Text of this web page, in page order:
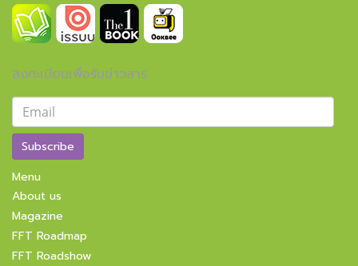
ลงทะเบียนเพื่อรับข่าวสาร
Subscribe
Menu
About us
Magazine
FFT Roadmap
FFT Roadshow